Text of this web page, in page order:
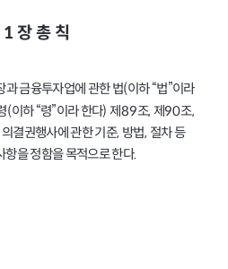
1 장총 칙
과 금융투자업에 관한 법(이하 “법”이라
(이하 “령”이라 한다)제 89조,제90조,
결권행사에 관한 기준, 방법, 절차 등
항을 정함을 목적으로 한다.